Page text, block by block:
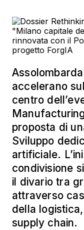
accelerano
centro
proposta di
Sviluppo
artificiale.
condivisione
il divario tra
attraverso
della
supply chain.